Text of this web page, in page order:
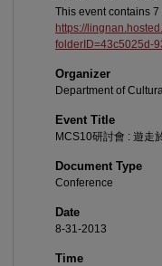
This event contains
https://
folderID=43c5025d-
Organizer
Department of
Event Title
MCS10研討會 : 遊走
Document Type
Conference
Date
8-31-2013
Time